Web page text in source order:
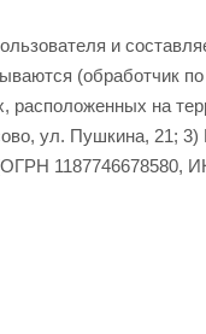
и
(обработчик
расположенных на
ул. Пушкина, 21; 3)
1187746678580,